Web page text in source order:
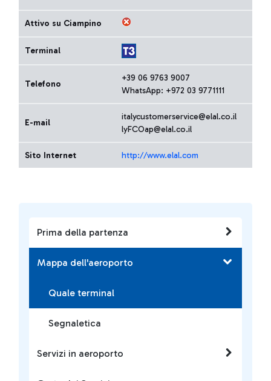
Prima della partenza
Mappa dell'aeroporto
Quale terminal
Segnaletica
Servizi in aeroporto
Attivo su Ciampino
Terminal
Telefono
+39 06 9763 9007
WhatsApp: +972 03 9771111
E-mail
italycustomerservice@elal.co.il
lyFCOap@elal.co.il
Sito Internet http://www.elal.com